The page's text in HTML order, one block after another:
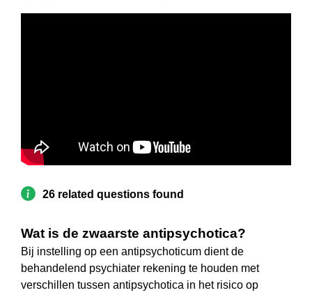
26 related questions found
Wat is de zwaarste antipsychotica?
Bij instelling op een antipsychoticum dient de
behandelend psychiater rekening te houden met
verschillen tussen antipsychotica in het risico op